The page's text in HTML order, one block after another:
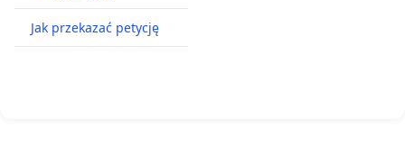
Jak przekazać petycję